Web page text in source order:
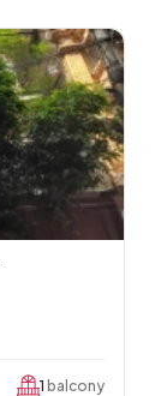
1 balcony